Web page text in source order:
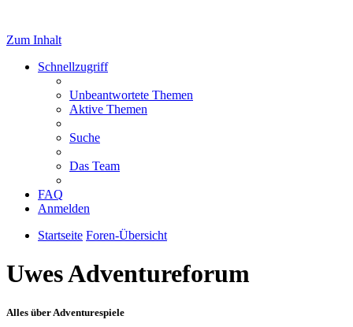
Zum Inhalt
Schnellzugriff
Unbeantwortete Themen
Aktive Themen
Suche
Das Team
FAQ
Anmelden
Startseite Foren-Übersicht
Uwes Adventureforum
Alles über Adventurespiele